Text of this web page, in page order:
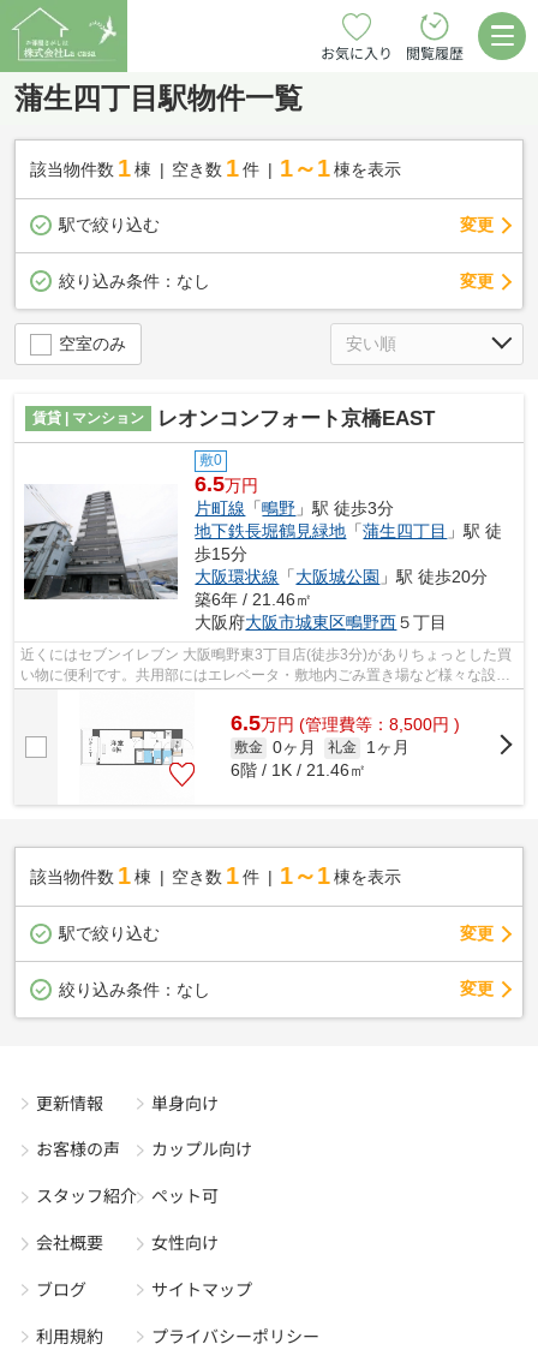
お気に入り 閲覧履歴
蒲生四丁目駅物件一覧
該当物件数 1棟 空き数 1 件 1～1 棟を表示
駅で絞り込む 変更
絞り込み条件： なし 変更
空室のみ
賃貸 | マンション レオンコンフォート京橋EAST
敷0
6.5万円
片町線 「鴫野 」駅 徒歩3分
地下鉄長堀鶴見緑地 「蒲生四丁目 」駅 徒
歩15分
大阪環状線 「大阪城公園 」駅 徒歩20分
築6年 / 21.46㎡
大阪府大阪市城東区鴫野西５丁目
近くにはセブンイレブン 大阪鴫野東3丁目店(徒歩3分)がありちょっとした買
い物に便利です。共用部にはエレベータ・敷地内ごみ置き場など様々な設備
やサービスが揃っているので便利です...
6.5万円 (管理費等：8,500円 )
敷金 0ヶ月 礼金
1ヶ月
6階 / 1K / 21.46㎡
該当物件数 1棟 空き数 1 件 1～1 棟を表示
駅で絞り込む 変更
絞り込み条件： なし 変更
更新情報
お客様の声
スタッフ紹介
会社概要
ブログ
利用規約
単身向け
カップル向け
ペット可
女性向け
サイトマップ
プライバシーポリシー